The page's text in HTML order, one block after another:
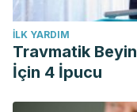
İLK YARDIM
Travmatik Beyin
İçin 4 İpucu